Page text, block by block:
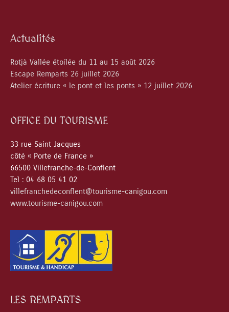
Actualités
Rotjà Vallée étoilée du 11 au 15 août 2026
Escape Remparts 26 juillet 2026
Atelier écriture « le pont et les ponts » 12 juillet 2026
OFFICE DU TOURISME
33 rue Saint Jacques
côté « Porte de France »
66500 Villefranche-de-Conflent
Tel : 04 68 05 41 02
villefranchedeconflent@tourisme-canigou.com
www.tourisme-canigou.com
LES REMPARTS